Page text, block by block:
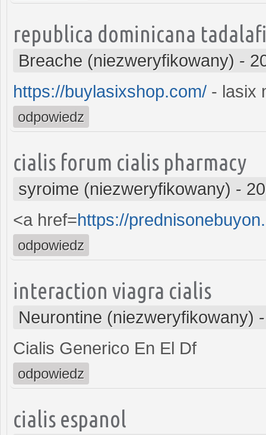
republica dominicana
Breache (niezweryfikowany) -
https://buylasixshop.com/ - lasix
odpowiedz
cialis forum cialis pharmacy
syroime (niezweryfikowany) -
<a href=https://
odpowiedz
interaction viagra cialis
Neurontine (niezweryfikowany)
Cialis Generico En El Df
odpowiedz
cialis espanol